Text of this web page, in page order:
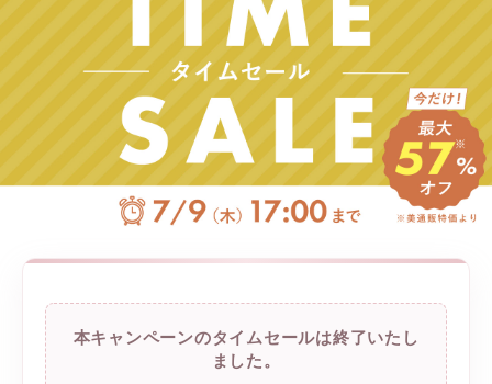
本キャンペーンのタイムセールは終了いたし
ました。